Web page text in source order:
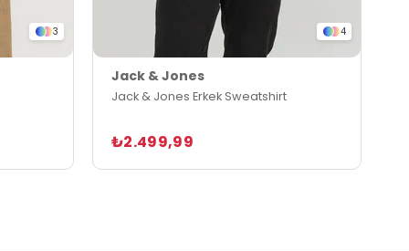
3 4
Jack & Jones
Jack & Jones Erkek Sweatshirt
₺2.499,99